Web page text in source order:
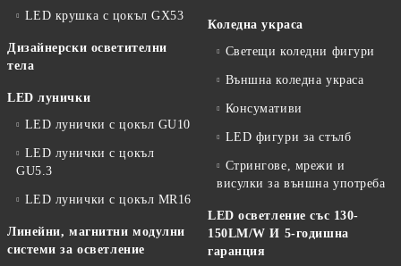
LED крушка с цокъл GX53
Дизайнерски осветителни
тела
LED лунички
LED лунички с цокъл GU10
LED лунички с цокъл
GU5.3
LED лунички с цокъл MR16
Линейни, магнитни модулни
системи за осветление
Коледна украса
Светещи коледни фигури
Външна коледна украса
Консумативи
LED фигури за стълб
Стрингове, мрежи и
висулки за външна употреба
LED осветление със 130-
150LM/W И 5-годишна
гаранция